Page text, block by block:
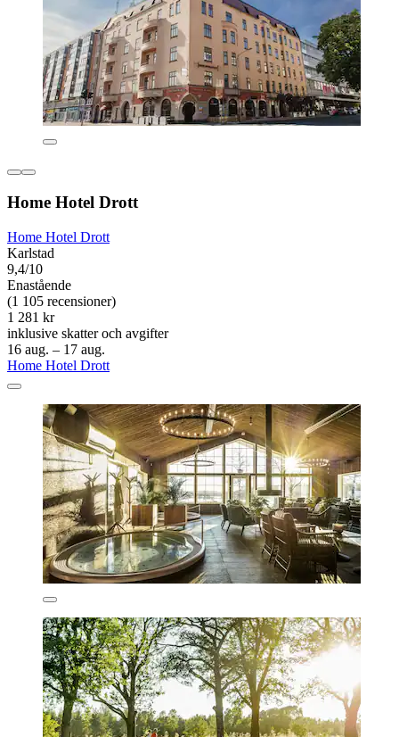
Home Hotel Drott
Home Hotel Drott
Karlstad
9,4/10
Enastående
(1 105 recensioner)
1 281 kr
inklusive skatter och avgifter
16 aug. – 17 aug.
Home Hotel Drott